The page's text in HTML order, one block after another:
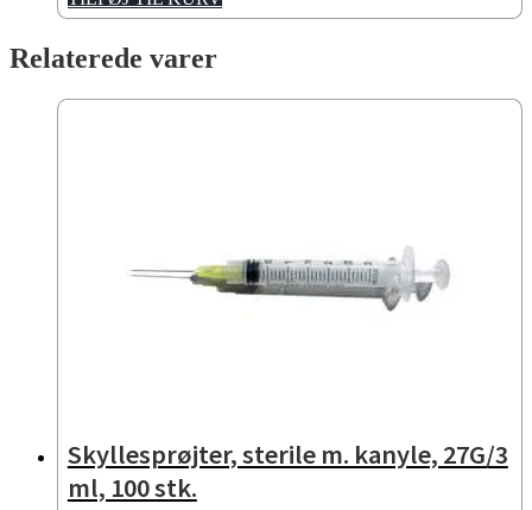
Relaterede varer
Skyllesprøjter, sterile m. kanyle, 27G/3
ml, 100 stk.